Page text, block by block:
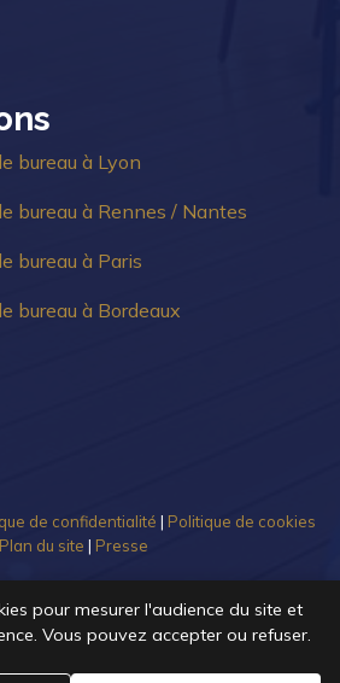
bureau à Lyon
bureau à Rennes / Nantes
bureau à Paris
bureau à Bordeaux
de confidentialité | Politique de cookies
Plan du site | Presse
pour mesurer l'audience du site et
Vous pouvez accepter ou refuser.